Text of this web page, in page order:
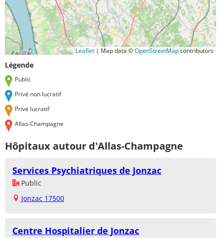
Leaflet | Map data ©OpenStreetMapcontributors
Légende
Public
Privé non lucratif
Privé lucratif
Allas-Champagne
Hôpitaux autour d'Allas-Champagne
Services Psychiatriques de Jonzac
Public
Jonzac 17500
Centre Hospitalier de Jonzac